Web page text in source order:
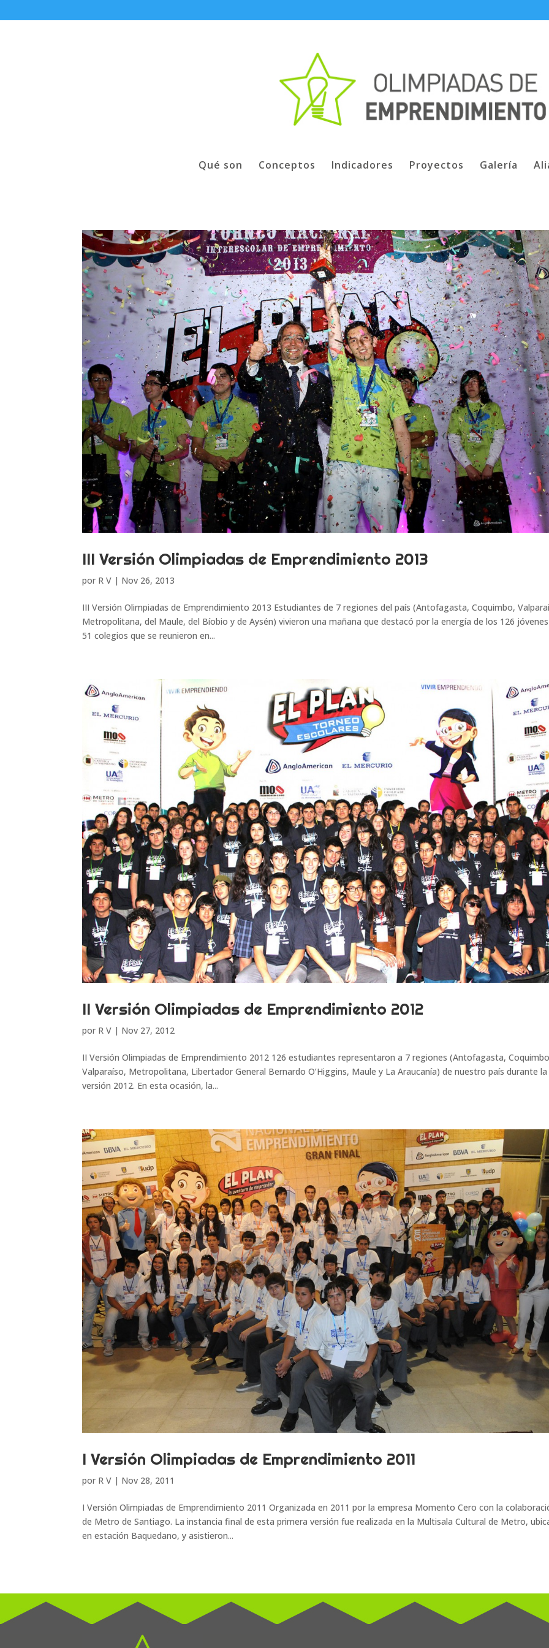
Qué son Conceptos Indicadores Proyectos Galería
III Versión Olimpiadas de Emprendimiento 2013
por R V | Nov 26, 2013
III Versión Olimpiadas de Emprendimiento 2013 Estudiantes de 7 regiones del país (Antofagasta, Coquimbo,
Metropolitana, del Maule, del Bíobio y de Aysén) vivieron una mañana que destacó por la energía de los 126
51 colegios que se reunieron en...
II Versión Olimpiadas de Emprendimiento 2012
por R V | Nov 27, 2012
II Versión Olimpiadas de Emprendimiento 2012 126 estudiantes representaron a 7 regiones (Antofagasta,
Valparaíso, Metropolitana, Libertador General Bernardo O’Higgins, Maule y La Araucanía) de nuestro país durante la
versión 2012. En esta ocasión, la...
I Versión Olimpiadas de Emprendimiento 2011
por R V | Nov 28, 2011
I Versión Olimpiadas de Emprendimiento 2011 Organizada en 2011 por la empresa Momento Cero con la
de Metro de Santiago. La instancia final de esta primera versión fue realizada en la Multisala Cultural de Metro,
en estación Baquedano, y asistieron...